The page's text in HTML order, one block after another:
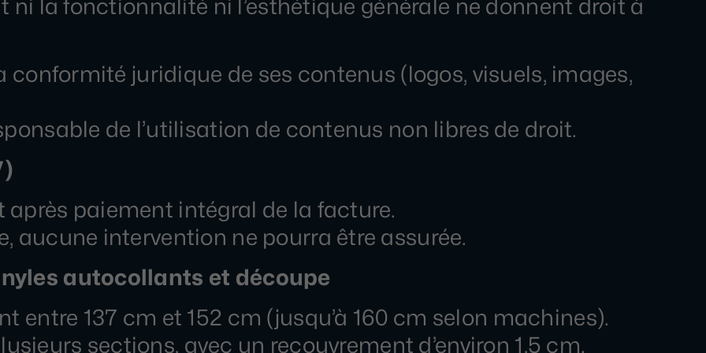
ni la fonctionnalité ni l’esthétique générale ne donnent droit à
conformité juridique de ses contenus (logos, visuels, images,
de l’utilisation de contenus non libres de droit.
après paiement intégral de la facture.
aucune intervention ne pourra être assurée.
autocollants et découpe
entre 137 cm et 152 cm (jusqu’à 160 cm selon machines).
sections, avec un recouvrement d’environ 1,5 cm.